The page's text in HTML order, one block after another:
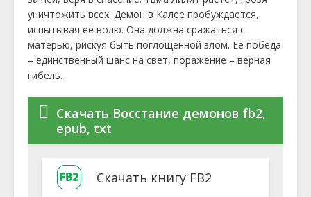
уничтожить всех. Демон в Калее пробуждается,
испытывая её волю. Она должна сражаться с
матерью, рискуя быть поглощенной злом. Её победа
– единственный шанс на свет, поражение – верная
гибель.
Скачать Восстание демонов fb2,
epub, txt
Скачать книгу FB2